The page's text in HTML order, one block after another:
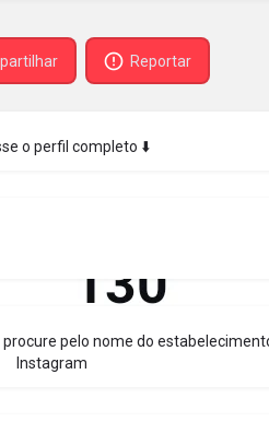
Reportar
o perfil completo ⬇️
pelo nome do
Instagram